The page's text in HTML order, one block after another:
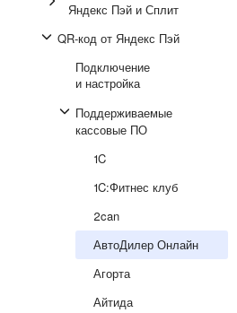
Яндекс Пэй и Сплит
QR‑код от Яндекс Пэй
Подключение
и настройка
Поддерживаемые
кассовые ПО
1C
1C:Фитнес клуб
2can
АвтоДилер Онлайн
Агорта
Айтида